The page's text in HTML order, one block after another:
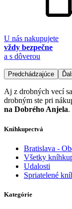
U nás nakupujete
vždy bezpečne
a s dôverou
Predchádzajúce
Aj z drobných vecí
drobným ste pri
na Dobrého Anjela.
Kníhkupectvá
Bratislava -
Všetky
Udalosti
Spriatelené
Kategórie